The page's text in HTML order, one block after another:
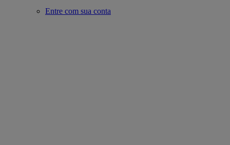
Entre com sua conta